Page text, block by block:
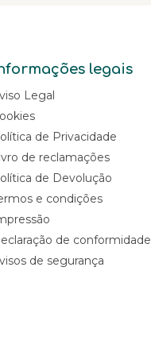
legais
Legal
de Privacidade
de reclamações
de Devolução
e condições
de conformidade
de segurança